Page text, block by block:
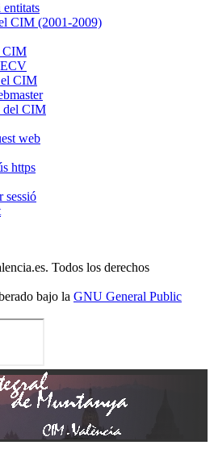
CIM (2001-2009)
CIM
el CIM
del CIM
web
https
sessió
Todos los derechos
bajo la GNU General Public